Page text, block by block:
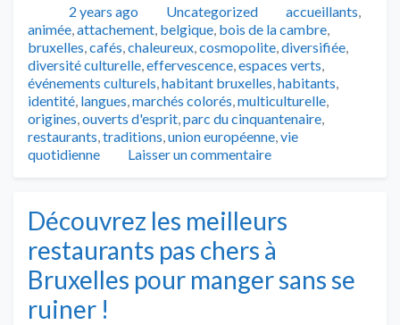
Publié2 years ago Catégories
Uncategorized Tags
accueillants,
animée,attachement, belgique, bois de la cambre,
bruxelles,cafés,chaleureux,cosmopolite,diversifiée,
diversité culturelle,effervescence,espaces verts,
événements culturels,habitant bruxelles,habitants,
identité, langues,marchés colorés,multiculturelle,
origines,ouverts d'esprit,parc du cinquantenaire,
restaurants,traditions,union européenne,vie
quotidienne
Laisser un commentaire
Découvrez les meilleurs
restaurants pas chers à
Bruxelles pour manger sans se
ruiner !